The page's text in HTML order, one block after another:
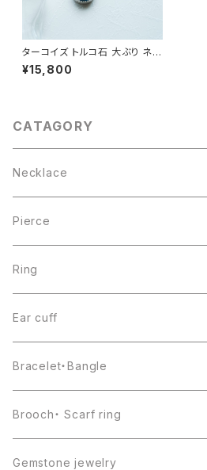
ターコイズ トルコ石 大ぶり ネッ
クレス シルバー925
¥15,800
CATAGORY
Necklace
Pierce
Ring
Ear cuff
Bracelet・Bangle
Brooch・ Scarf ring
Gemstone jewelry